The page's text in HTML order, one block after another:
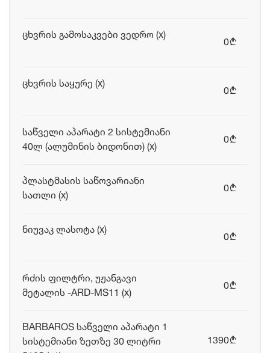
ცხვრის გამოსაკვები ვედრო (x)
0b
ცხვრის საყურე (x)
0b
საწველი აპარატი 2 სისტემიანი
40ლ (ალუმინის ბიდონით) (x)
0b
პლასტმასის საწოვარიანი
სათლი (x)
0b
ნიუვაკ ლასოტა (x)
0b
რძის ფილტრი, უჟანგავი
მეტალის -ARD-MS11 (x)
0b
BARBAROS საწველი აპარატი 1
სისტემიანი ზეთზე 30 ლიტრი
1390b